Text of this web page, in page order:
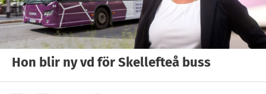
Hon blir ny vd för Skellefteå buss